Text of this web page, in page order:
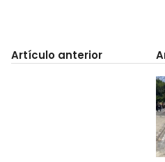
Artículo anterior